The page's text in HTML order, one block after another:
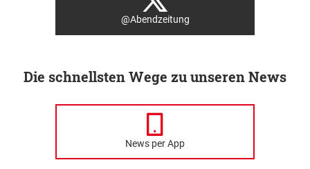
@Abendzeitung
Die schnellsten Wege zu unseren News
News per App